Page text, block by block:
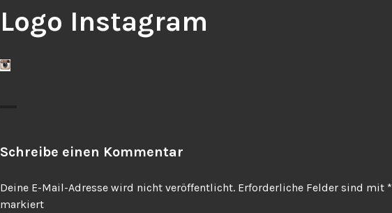
Logo Instagram
Schreibe einen Kommentar
Deine E-Mail-Adresse wird nicht veröffentlicht. Erforderliche Felder sind mit *
markiert